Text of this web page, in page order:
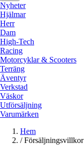
Nyheter
Hjälmar
Herr
Dam
High-Tech
Racing
Motorcyklar & Scooters
Terräng
Äventyr
Verkstad
Väskor
Utförsäljning
Varumärken
Hem
/ Försäljningsvillkor